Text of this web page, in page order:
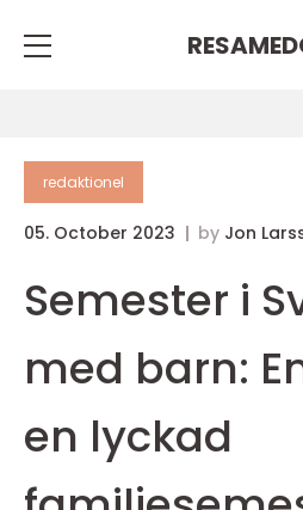
redaktionel
05. October 2023 by Jon
Semester i
med barn:
en lyckad